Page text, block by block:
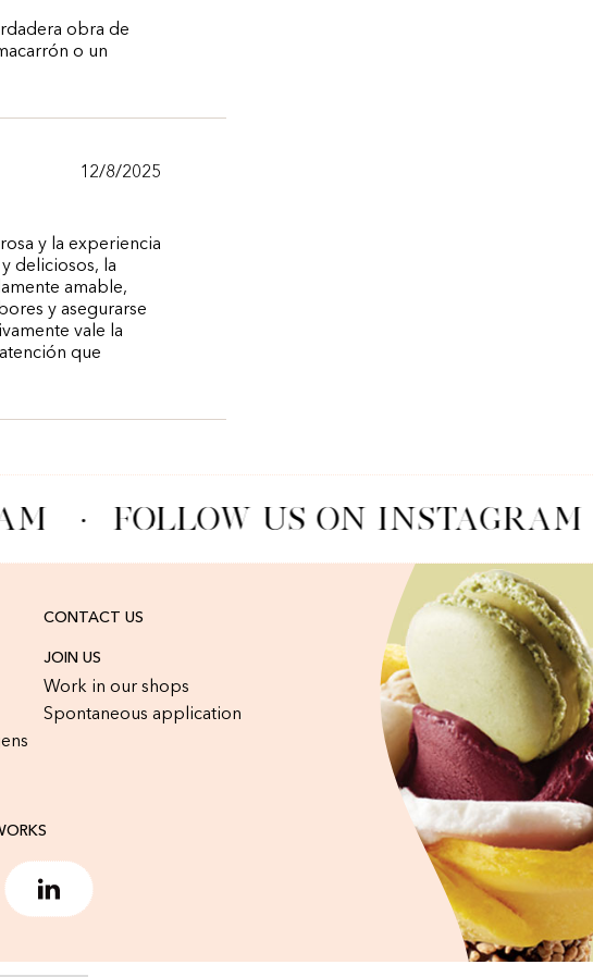
obra de
o un
12/8/2025
y la experiencia
deliciosos, la
amable,
y asegurarse
vale la
que
FOLLOW US ON INSTAGRAM
CONTACT US
JOIN US
Work in our shops
Spontaneous application